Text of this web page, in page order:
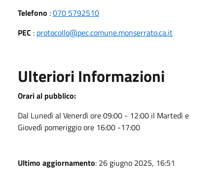
Telefono :070 5792510
PEC : protocollo@pec.comune.monserrato.ca.it
Ulteriori Informazioni
Orari al pubblico:
Dal Lunedì al Venerdì ore 09:00 - 12:00 il Martedì e
Giovedì pomeriggio ore 16:00 -17:00
Ultimo aggiornamento: 26 giugno 2025, 16:51